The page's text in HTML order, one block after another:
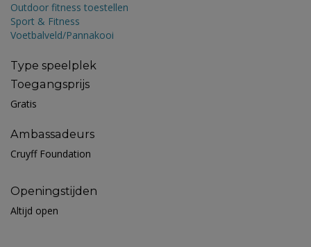
Outdoor fitness toestellen
Sport & Fitness
Voetbalveld/Pannakooi
Type speelplek
Toegangsprijs
Gratis
Ambassadeurs
Cruyff Foundation
Openingstijden
Altijd open